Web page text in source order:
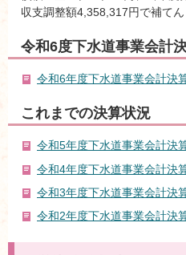
収支調整額4,358,317円で補てん
令和6度下水道事業会計
令和6年度下水道事業会計決
これまでの決算状況
令和5年度下水道事業会計決
令和4年度下水道事業会計決
令和3年度下水道事業会計決
令和2年度下水道事業会計決